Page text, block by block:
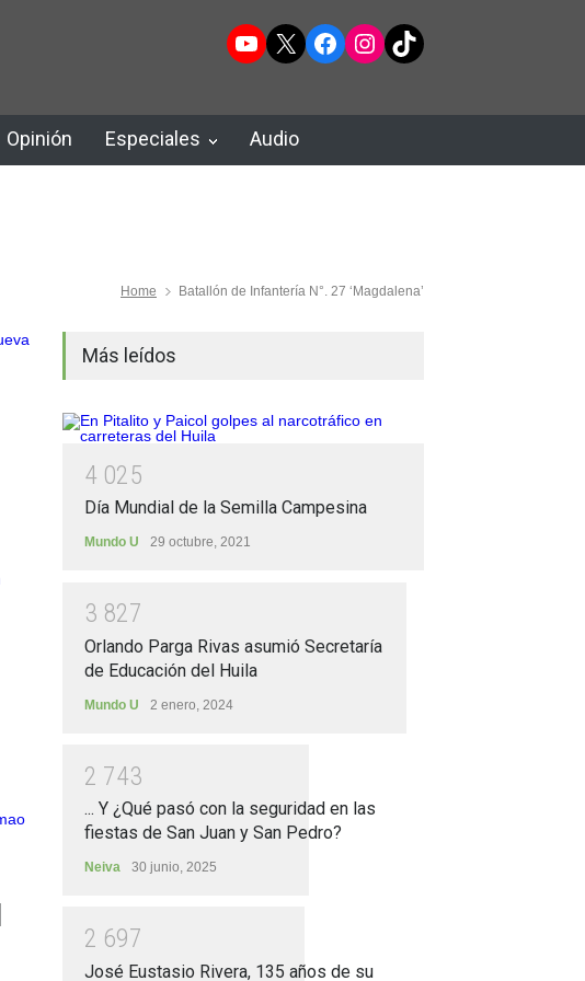
YouTube
X Facebook
Instagram
TikTok
Opinión Especiales Audio
Home Batallón de Infantería N°. 27 ‘Magdalena’
Más leídos
4 025
Día Mundial de la Semilla Campesina
Mundo U 29 octubre, 2021
3 827
Orlando Parga Rivas asumió Secretaría
de Educación del Huila
Mundo U 2 enero, 2024
2 743
... Y ¿Qué pasó con la seguridad en las
fiestas de San Juan y San Pedro?
Neiva 30 junio, 2025
2 697
José Eustasio Rivera, 135 años de su